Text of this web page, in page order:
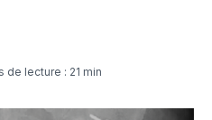
de lecture : 21 min